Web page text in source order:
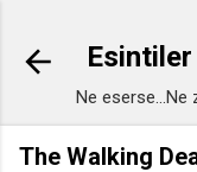
Ne eserse...Ne
The Walking